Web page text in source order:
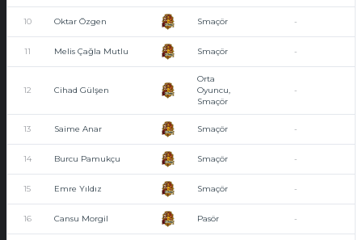
10 Oktar Özgen Smaçör -
11 Melis Çağla Mutlu Smaçör -
12 Cihad Gülşen
Orta
Oyuncu,
Smaçör
-
13 Saime Anar Smaçör -
14 Burcu Pamukçu Smaçör -
15 Emre Yıldız Smaçör -
16 Cansu Morgil Pasör -